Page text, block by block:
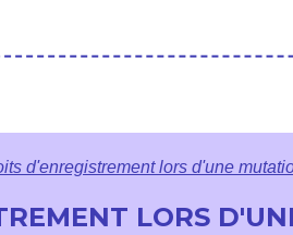
d'enregistrement lors d'une
LORS